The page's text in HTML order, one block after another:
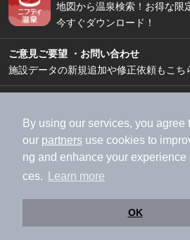
By using our services, you agree
our partners use cookies to
ng and enhance your experience
ces.
Learn more
OK
地図から温泉検索！お得な限
今すぐダウンロード！
ご意見ご要望 ・お問い合わせ
施設データの新規追加や修正依頼もこち
加盟店募集（資料請求）
広
利用規約
ライフスタイル
特定商取引法に基づく表記
運営会社